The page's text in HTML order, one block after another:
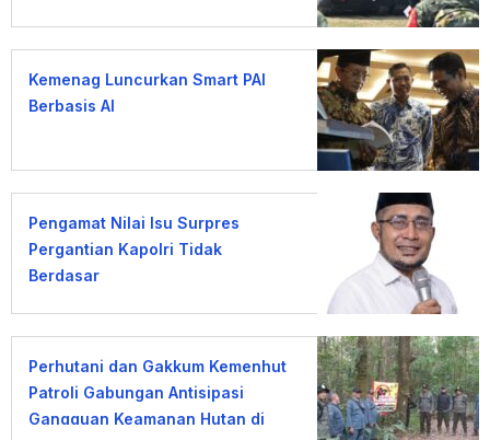
Kemenag Luncurkan Smart PAI
Berbasis AI
Pengamat Nilai Isu Surpres
Pergantian Kapolri Tidak
Berdasar
Perhutani dan Gakkum Kemenhut
Patroli Gabungan Antisipasi
Gangguan Keamanan Hutan di